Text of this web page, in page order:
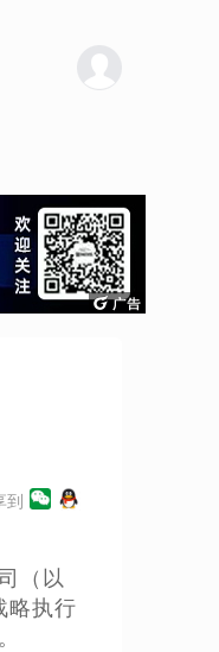
到
（以
略执行